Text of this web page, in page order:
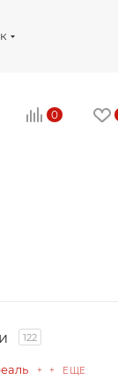
0
122
+ + ЕЩЕ